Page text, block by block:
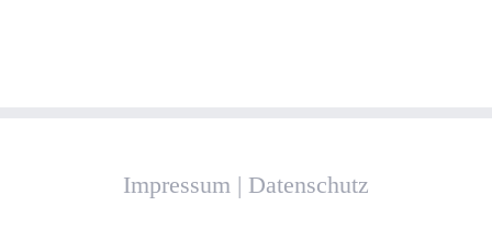
Impressum | Datenschutz